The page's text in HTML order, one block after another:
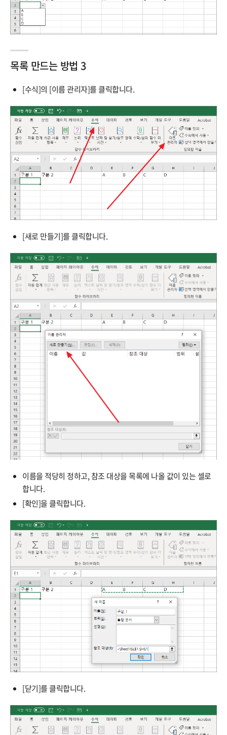
목록 만드는 방법 3
[수식]의 [이름 관리자]를 클릭합니다.
[새로 만들기]를 클릭합니다.
이름을 적당히 정하고, 참조 대상을 목록에 나올 값이 있는 셀로
합니다.
[확인]을 클릭합니다.
[닫기]를 클릭합니다.